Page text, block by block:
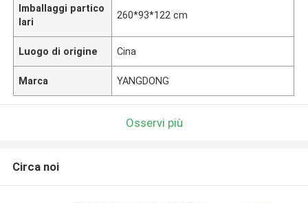
Imballaggi partico
lari
260*93*122 cm
Luogo di origine Cina
Marca YANGDONG
Osservi più
Circa noi